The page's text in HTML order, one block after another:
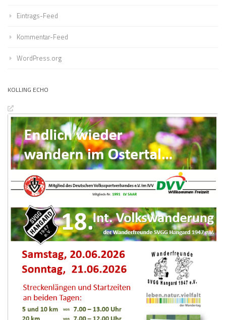
Eintrags-Feed
Kommentar-Feed
WordPress.org
KOLLING ECHO